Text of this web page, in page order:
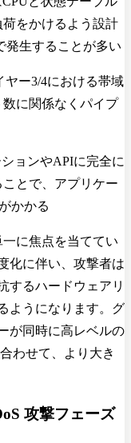
をかけるよう設計
発生することが多い
ー3/4における帯域
に関係なくパイプ
ョンやAPIに完全に
とで、アプリケー
かかる
に焦点を当ててい
化に伴い、攻撃者は
するハードウェアリ
ようになります。グ
が同時に高レベルの
わせて、より大き
攻撃フェーズ